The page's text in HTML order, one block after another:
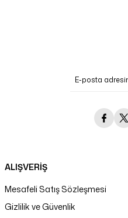
ALIŞVERİŞ
Mesafeli Satış Sözleşmesi
Gizlilik ve Güvenlik